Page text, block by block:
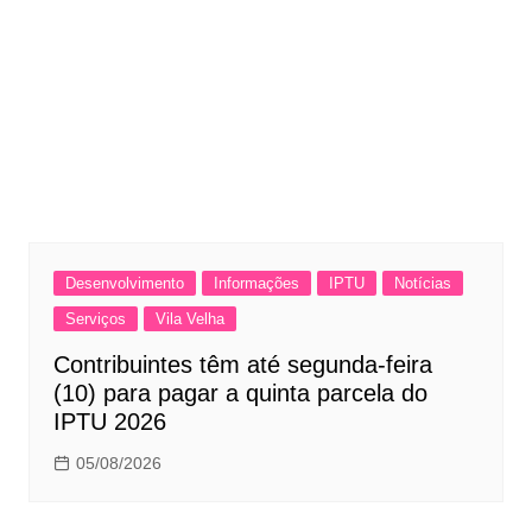
Desenvolvimento Informações IPTU
Notícias
Serviços
Vila Velha
Contribuintes têm até segunda-feira
(10) para pagar a quinta parcela do
IPTU 2026
05/08/2026